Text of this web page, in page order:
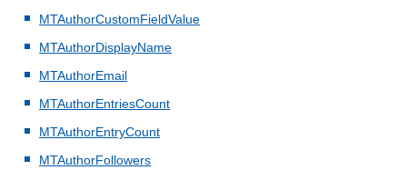
MTAuthorCustomFieldValue
MTAuthorDisplayName
MTAuthorEmail
MTAuthorEntriesCount
MTAuthorEntryCount
MTAuthorFollowers